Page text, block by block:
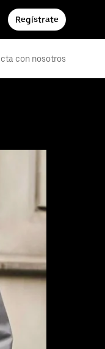
Regístrate
con nosotros